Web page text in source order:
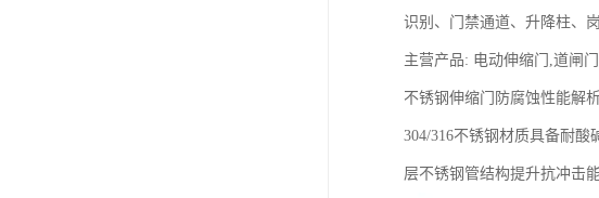
识别、门禁通道、升降柱、
主营产品: 电动伸缩门,道闸
不锈钢伸缩门防腐蚀性能解
304/316不锈钢材质具备耐
层不锈钢管结构提升抗冲击